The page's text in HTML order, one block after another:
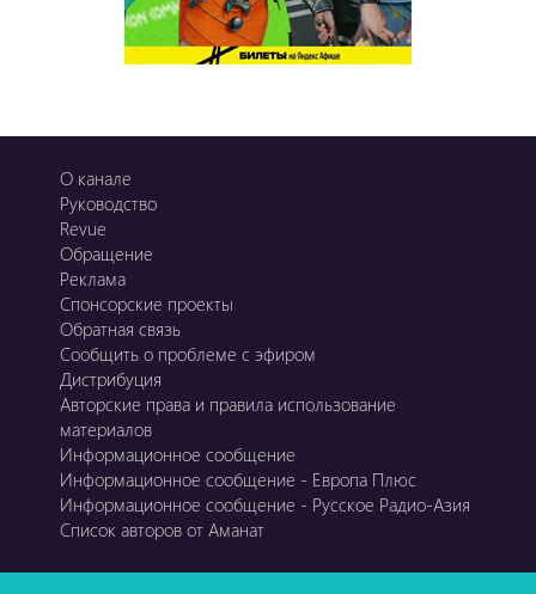
О канале
Руководство
Revue
Обращение
Реклама
Спонсорские проекты
Обратная связь
Сообщить о проблеме с эфиром
Дистрибуция
Авторские права и правила использование
материалов
Информационное сообщение
Информационное сообщение - Европа Плюс
Информационное сообщение - Русское Радио-Азия
Список авторов от Аманат